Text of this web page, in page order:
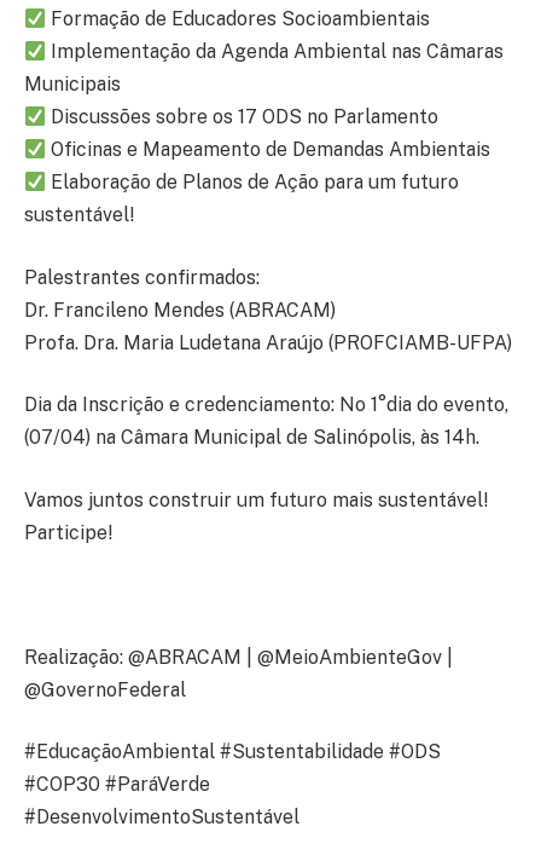
Formação de Educadores Socioambientais
Implementação da Agenda Ambiental nas Câmaras
Municipais
Discussões sobre os 17 ODS no Parlamento
Oficinas e Mapeamento de Demandas Ambientais
Elaboração de Planos de Ação para um futuro
sustentável!
Palestrantes confirmados:
Dr. Francileno Mendes (ABRACAM)
Profa. Dra. Maria Ludetana Araújo (PROFCIAMB-UFPA)
Dia da Inscrição e credenciamento: No 1°dia do evento,
(07/04) na Câmara Municipal de Salinópolis, às 14h.
Vamos juntos construir um futuro mais sustentável!
Participe!
Realização: @ABRACAM | @MeioAmbienteGov |
@GovernoFederal
#EducaçãoAmbiental #Sustentabilidade #ODS
#COP30 #ParáVerde
#DesenvolvimentoSustentável